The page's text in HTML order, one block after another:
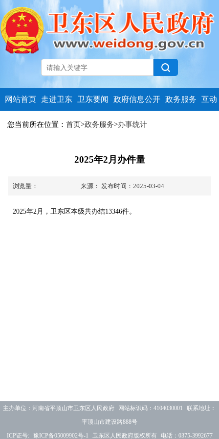
网站首页 走进卫东 卫东要闻 政府信息公开 政务服务 互动
您当前所在位置： 首页>政务服务>办事统计
2025年2月办件量
来源： 发布时间：2025-03-04
浏览量：
2025年2月，卫东区本级共办结13346件。
主办单位：河南省平顶山市卫东区人民政府 网站标识码：4104030001 联系地址：
平顶山市建设路888号
ICP证号:
豫ICP备05009902号-1 卫东区人民政府版权所有 电话：0375-3992677